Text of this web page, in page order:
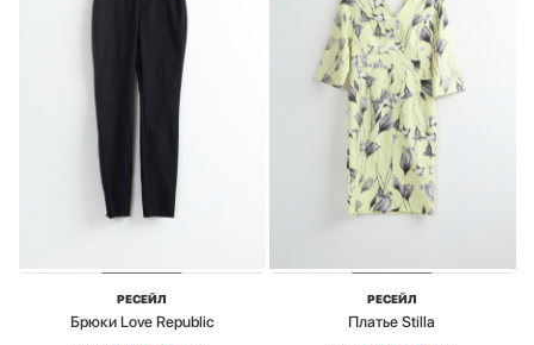
РЕСЕЙЛ
Брюки Love Republic
РЕСЕЙЛ
Платье Stilla